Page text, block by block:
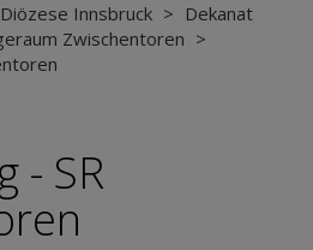
Diözese Innsbruck > Dekanat
Zwischentoren >
- SR